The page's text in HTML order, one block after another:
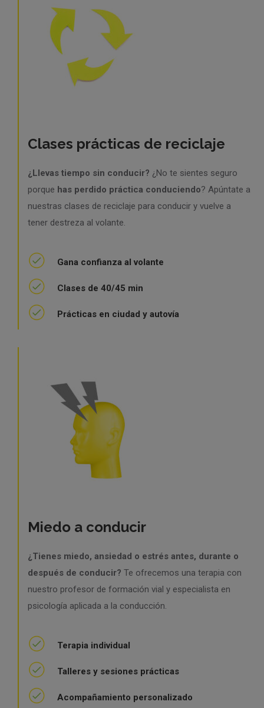
Clases prácticas de reciclaje
¿Llevas tiempo sin conducir? ¿No te sientes seguro
porque has perdido práctica conduciendo? Apúntate a
nuestras clases de reciclaje para conducir y vuelve a
tener destreza al volante.
Gana confianza al volante
Clases de 40/45 min
Prácticas en ciudad y autovía
Miedo a conducir
¿Tienes miedo, ansiedad o estrés antes, durante o
después de conducir? Te ofrecemos una terapia con
nuestro profesor de formación vial y especialista en
psicología aplicada a la conducción.
Terapia individual
Talleres y sesiones prácticas
Acompañamiento personalizado